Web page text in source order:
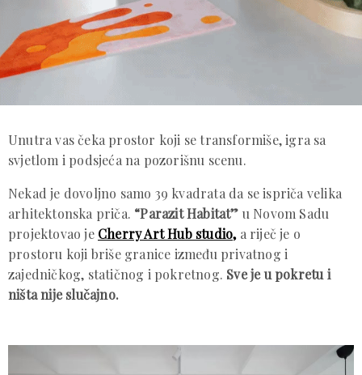
Unutra vas čeka prostor koji se transformiše, igra sa
svjetlom i podsjeća na pozorišnu scenu.
Nekad je dovoljno samo 39 kvadrata da se ispriča velika
arhitektonska priča. “Parazit Habitat” u Novom Sadu
projektovao je Cherry Art Hub studio,a riječ je o
prostoru koji briše granice između privatnog i
zajedničkog, statičnog i pokretnog. Sve je u pokretu i
ništa nije slučajno.